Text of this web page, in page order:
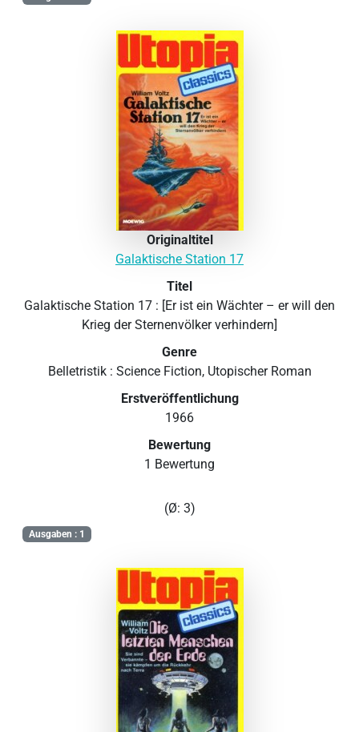
Originaltitel
Galaktische Station 17
Titel
Galaktische Station 17 : [Er ist ein Wächter – er will den
Krieg der Sternenvölker verhindern]
Genre
Belletristik : Science Fiction, Utopischer Roman
Erstveröffentlichung
1966
Bewertung
1 Bewertung
(Ø: 3)
Ausgaben : 1